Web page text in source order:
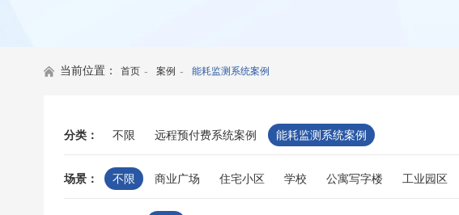
当前位置： 首页 - 案例 - 能耗监测系统案例
分类： 不限 远程预付费系统案例 能耗监测系统案例
场景： 不限 商业广场 住宅小区 学校 公寓写字楼 工业园区